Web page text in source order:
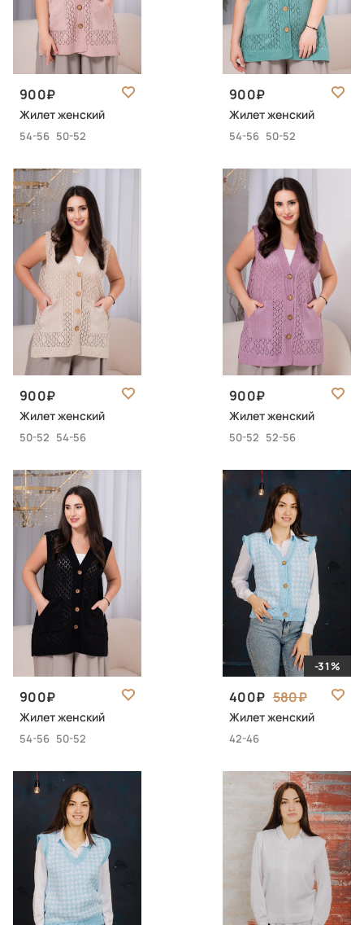
900
Жилет женский
54-56 50-52
900
Жилет женский
54-56 50-52
900
Жилет женский
50-52 54-56
900
Жилет женский
50-52 52-56
900
Жилет женский
54-56 50-52
-31%
400 580
Жилет женский
42-46